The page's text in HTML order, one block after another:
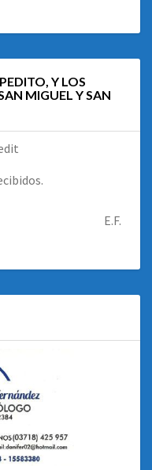
Y LOS
MIGUEL Y SAN
E.F.